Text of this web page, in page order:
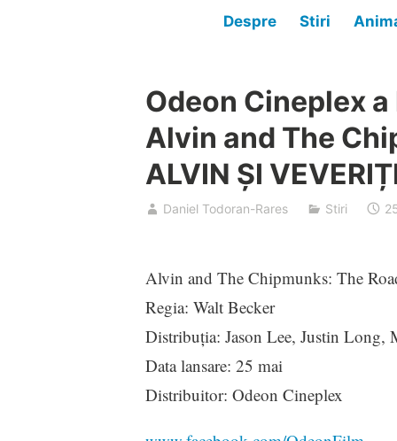
Despre Stiri
Odeon Cineplex
Alvin and The
ALVIN ȘI
Daniel Todoran-Rares Stiri
Alvin and The Chipmunks: The
Regia: Walt Becker
Distribuţia: Jason Lee, Justin Long,
Data lansare: 25 mai
Distribuitor: Odeon Cineplex